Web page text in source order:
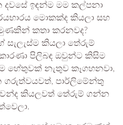
දවසේ ඉඳන්ම මම කල්පනා
මොකක්ද කියලා සහ
කතා කරනවද?
කියලා තේරුම්
පිලිබඳ ඔවුන්ට කිසිම
හේතුවක් නැතුව කෑගහනවා,
ගරුත්වයවත්, පාර්ලිමේන්තු
කියලවත් තේරුම් ගන්න